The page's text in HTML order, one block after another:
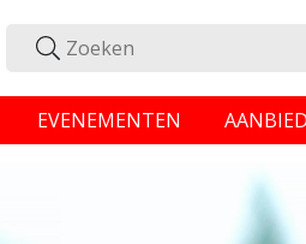
EVENEMENTEN